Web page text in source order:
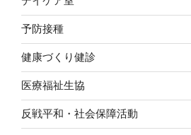
予防接種
健康づくり健診
医療福祉生協
反戦平和・社会保障活動